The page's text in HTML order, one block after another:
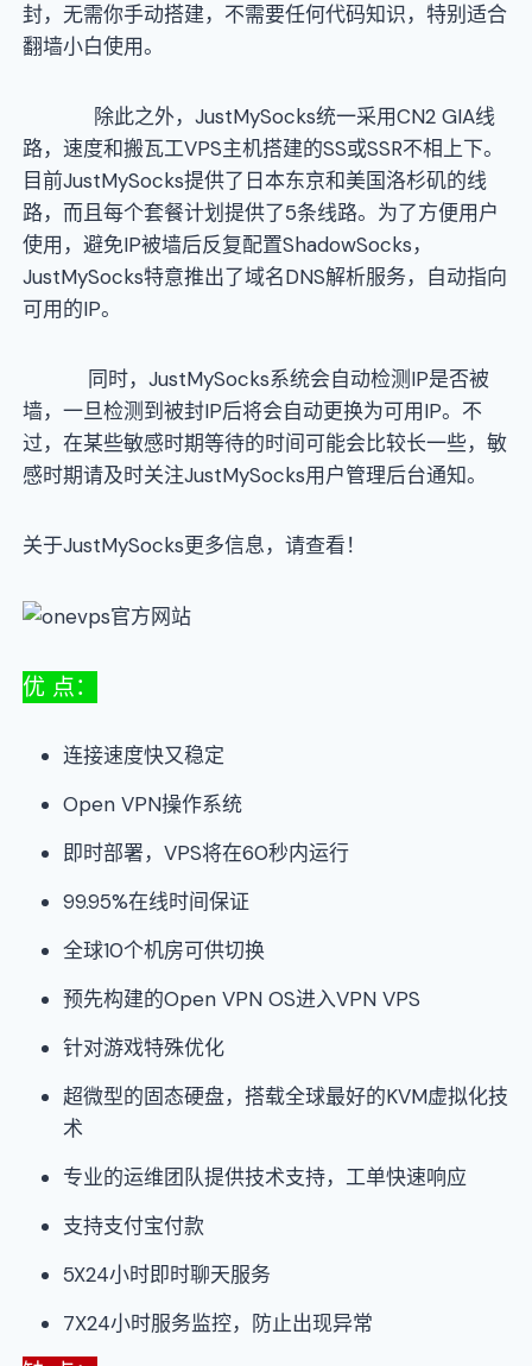
封，无需你手动搭建，不需要任何代码知识，特别适合
翻墙小白使用。
除此之外，JustMySocks统一采用CN2 GIA线
路，速度和搬瓦工VPS主机搭建的SS或SSR不相上下。
目前JustMySocks提供了日本东京和美国洛杉矶的线
路，而且每个套餐计划提供了5条线路。为了方便用户
使用，避免IP被墙后反复配置ShadowSocks，
JustMySocks特意推出了域名DNS解析服务，自动指向
可用的IP。
同时，JustMySocks系统会自动检测IP是否被
墙，一旦检测到被封IP后将会自动更换为可用IP。不
过，在某些敏感时期等待的时间可能会比较长一些，敏
感时期请及时关注JustMySocks用户管理后台通知。
关于JustMySocks更多信息，请查看！
优 点：
连接速度快又稳定
Open VPN操作系统
即时部署，VPS将在60秒内运行
99.95%在线时间保证
全球10个机房可供切换
预先构建的Open VPN OS进入VPN VPS
针对游戏特殊优化
超微型的固态硬盘，搭载全球最好的KVM虚拟化技
术
专业的运维团队提供技术支持，工单快速响应
支持支付宝付款
5X24小时即时聊天服务
7X24小时服务监控，防止出现异常